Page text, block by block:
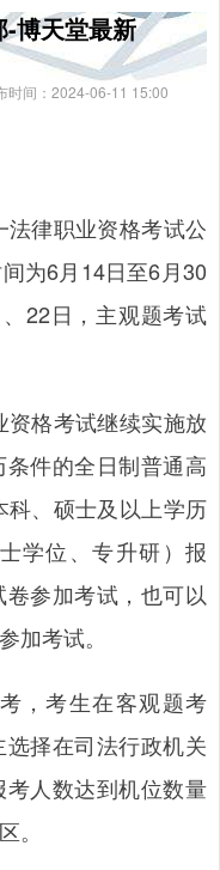
博天堂最新
时间：2024-06-11 15:00
律职业资格考试公
为6月14日至6月30
22日，主观题考试
格考试继续实施放
件的全日制普通高
、硕士及以上学历
学位、专升研）报
参加考试，也可以
加考试。
考生在客观题考
择在司法行政机关
人数达到机位数量
。